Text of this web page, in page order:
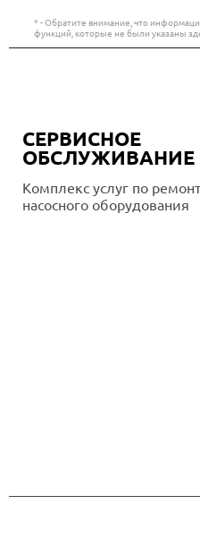
* - Обратите внимание, что
функций, которые не были указаны
СЕРВИСНОЕ
ОБСЛУЖИВАНИЕ
Комплекс услуг по
насосного оборудования